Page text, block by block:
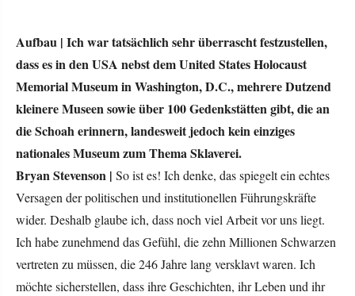
Aufbau | Ich war tatsächlich sehr überrascht festzustellen,
dass es in den USA nebst dem United States Holocaust
Memorial Museum in Washington, D.C., mehrere Dutzend
kleinere Museen sowie über 100 Gedenkstätten gibt, die an
die Schoah erinnern, landesweit jedoch kein einziges
nationales Museum zum Thema Sklaverei.
Bryan Stevenson |
So ist es! Ich denke, das spiegelt ein echtes
Versagen der politischen und institutionellen Führungskräfte
wider. Deshalb glaube ich, dass noch viel Arbeit vor uns liegt.
Ich habe zunehmend das Gefühl, die zehn Millionen Schwarzen
vertreten zu müssen, die 246 Jahre lang versklavt waren. Ich
möchte sicherstellen, dass ihre Geschichten, ihr Leben und ihr